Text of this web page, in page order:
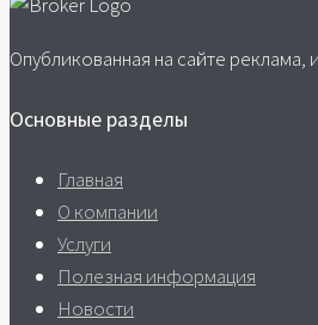
Опубликованная на сайте
Основные разделы
Главная
О компании
Услуги
Полезная информация
Новости